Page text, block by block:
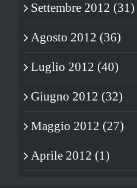
Settembre 2012 (31)
Agosto 2012 (36)
Luglio 2012 (40)
Giugno 2012 (32)
Maggio 2012 (27)
Aprile 2012 (1)